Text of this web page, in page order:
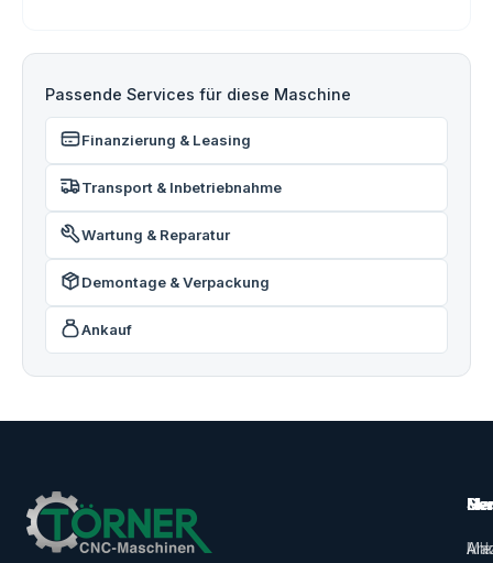
Passende Services für diese Maschine
Finanzierung & Leasing
Transport & Inbetriebnahme
Wartung & Reparatur
Demontage & Verpackung
Ankauf
Alle